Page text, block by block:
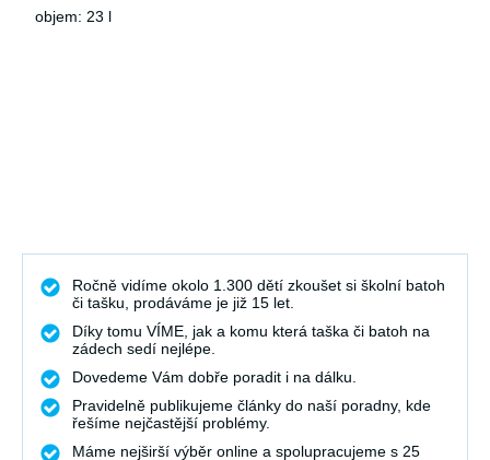
objem: 23 l
Ročně vidíme okolo 1.300 dětí zkoušet si školní batoh
či tašku, prodáváme je již 15 let.
Díky tomu VÍME, jak a komu která taška či batoh na
zádech sedí nejlépe.
Dovedeme Vám dobře poradit i na dálku.
Pravidelně publikujeme články do naší poradny, kde
řešíme nejčastější problémy.
Máme nejširší výběr online a spolupracujeme s 25